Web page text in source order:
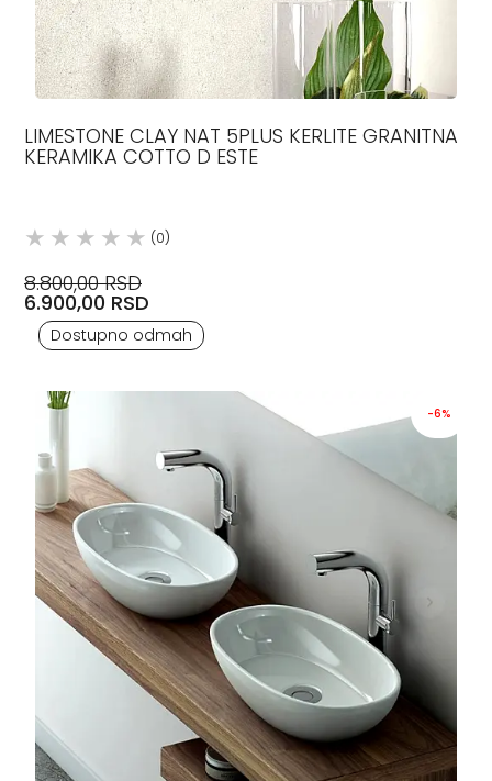
LIMESTONE CLAY NAT 5PLUS KERLITE GRANITNA
KERAMIKA COTTO D ESTE
(0)
8.800,00 RSD
6.900,00 RSD
Dostupno odmah
-6%